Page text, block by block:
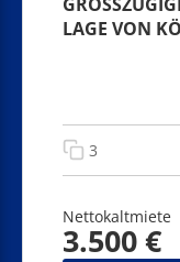
AGE VON
3
Nettokaltmiete
3.500 €